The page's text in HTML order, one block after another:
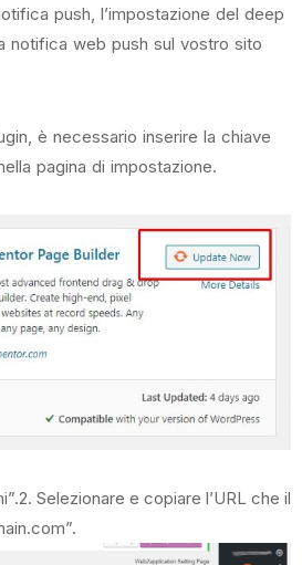
push, l’impostazione del deep
notifica web push sul vostro sito
è necessario inserire la chiave
pagina di impostazione.
Selezionare e copiare l’URL che il